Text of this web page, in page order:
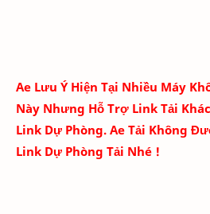
Ae Lưu Ý Hiện Tại Nhiều Máy
Này Nhưng Hỗ Trợ Link Tải
Link Dự Phòng. Ae Tải Không
Link Dự Phòng Tải Nhé !